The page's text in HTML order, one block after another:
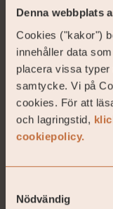
Denna webbplats
Cookies ("kakor")
innehåller data
placera vissa
samtycke. Vi på
cookies. För att
och lagringstid,
cookiepolicy.
Nödvändig
imponerande (ett
intryck av att
och de starka
till gav i princip
Eurostat visar på
Sverige. Av 27
och Grekland en
svarar turismen